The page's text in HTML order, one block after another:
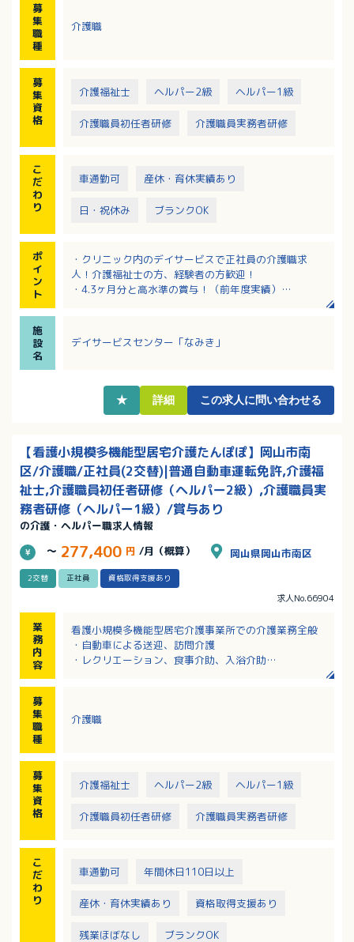
募
集
職
種
介護職
募
集
資
格
介護福祉士 ヘルパー2級 ヘルパー1級
介護職員初任者研修 介護職員実務者研修
こ
だ
わ
り
車通勤可 産休・育休実績あり
日・祝休み ブランクOK
ポ
イ
ン
ト
・クリニック内のデイサービスで正社員の介護職求
人！介護福祉士の方、経験者の方歓迎！
・4.3ヶ月分と高水準の賞与！（前年度実績）
・昼食補助や医療費の補助制度など福利厚生も充実！
・無料駐車場完備！マイカー通勤しやすい立地です！
施
設
名
デイサービスセンター「なみき」
★ 詳細 この求人に問い合わせる
【看護小規模多機能型居宅介護たんぽぽ】岡山市南
区/介護職/正社員(2交替)|普通自動車運転免許,介護福
祉士,介護職員初任者研修（ヘルパー2級）,介護職員実
務者研修（ヘルパー1級）/賞与あり
の介護・ヘルパー職求人情報
～ 277,400 円 /月（概算） 岡山県岡山市南区
2交替 正社員 資格取得支援あり
求人No.66904
業
務
内
容
看護小規模多機能型居宅介護事業所での介護業務全般
・自動車による送迎、訪問介護
・レクリエーション、食事介助、入浴介助
募
集
職
種
介護職
募
集
資
格
介護福祉士 ヘルパー2級 ヘルパー1級
介護職員初任者研修 介護職員実務者研修
こ
だ
わ
り
車通勤可 年間休日110日以上
産休・育休実績あり 資格取得支援あり
残業ほぼなし ブランクOK